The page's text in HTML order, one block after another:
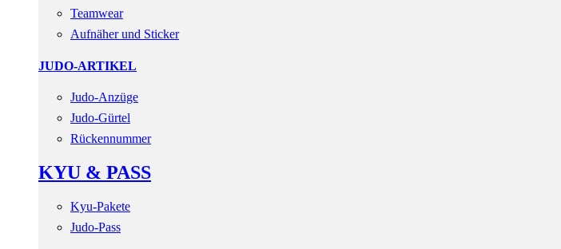
Teamwear
Aufnäher und Sticker
JUDO-ARTIKEL
Judo-Anzüge
Judo-Gürtel
Rückennummer
KYU & PASS
Kyu-Pakete
Judo-Pass